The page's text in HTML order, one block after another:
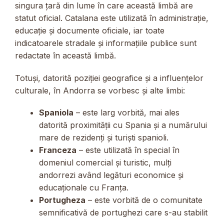
singura țară din lume în care această limbă are
statut oficial. Catalana este utilizată în administrație,
educație și documente oficiale, iar toate
indicatoarele stradale și informațiile publice sunt
redactate în această limbă.
Totuși, datorită poziției geografice și a influențelor
culturale, în Andorra se vorbesc și alte limbi:
Spaniola – este larg vorbită, mai ales
datorită proximității cu Spania și a numărului
mare de rezidenți și turiști spanioli.
Franceza – este utilizată în special în
domeniul comercial și turistic, mulți
andorrezi având legături economice și
educaționale cu Franța.
Portugheza – este vorbită de o comunitate
semnificativă de portughezi care s-au stabilit